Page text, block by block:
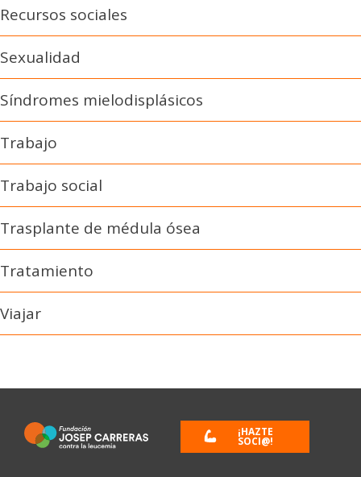
Recursos sociales
Sexualidad
Síndromes mielodisplásicos
Trabajo
Trabajo social
Trasplante de médula ósea
Tratamiento
Viajar
¡HAZTE
SOCI@!